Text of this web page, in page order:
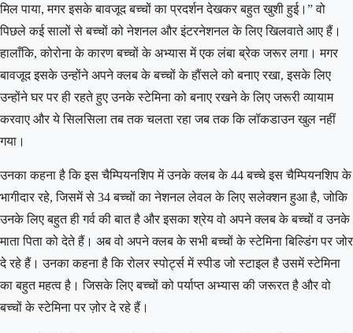
मिल पाया, मगर इसके बावजूद बच्चों का प्रदर्शन देखकर बहुत खुशी हुई।” वो
पिछले कई सालों से बच्चों को नेशनल और इंटरनेशनल के लिए खिलवाते आए हैं।
हालाँकि, कोरोना के कारण बच्चों के अभ्यास में एक लंबा ब्रेक जरूर लगा। मगर
बावजूद इसके उन्होंने अपने क्लब के बच्चों के हौंसले को बनाए रखा, इसके लिए
उन्होंने घर पर ही रहते हुए उनके स्टेमिना को बनाए रखने के लिए जरूरी व्यायाम
करवाए और ये सिलसिला तब तक चलता रहा जब तक कि लॉकडाउन खुल नहीं
गया।
उनका कहना है कि इस चैम्पियनशिप में उनके क्लब के 44 बच्चे इस चैम्पियनशिप के
भागीदार रहे, जिसमें से 34 बच्चों का नेशनल लेवल के लिए सलेक्शन हुआ है, जोकि
उनके लिए बहुत ही गर्व की बात है और इसका श्रेय वो अपने क्लब के बच्चों व उनके
माता पिता को देते हैं। अब वो अपने क्लब के सभी बच्चों के स्टेमिना बिल्डिंग पर जोर
दे रहे हैं। उनका कहना है कि रोलर स्पोर्ट्स में स्पीड जो स्टाइल है उसमें स्टेमिना
का बहुत महत्व है। जिसके लिए बच्चों को पर्याप्त अभ्यास की जरूरत है और वो
बच्चों के स्टेमिना पर ज़ोर दे रहे हैं।